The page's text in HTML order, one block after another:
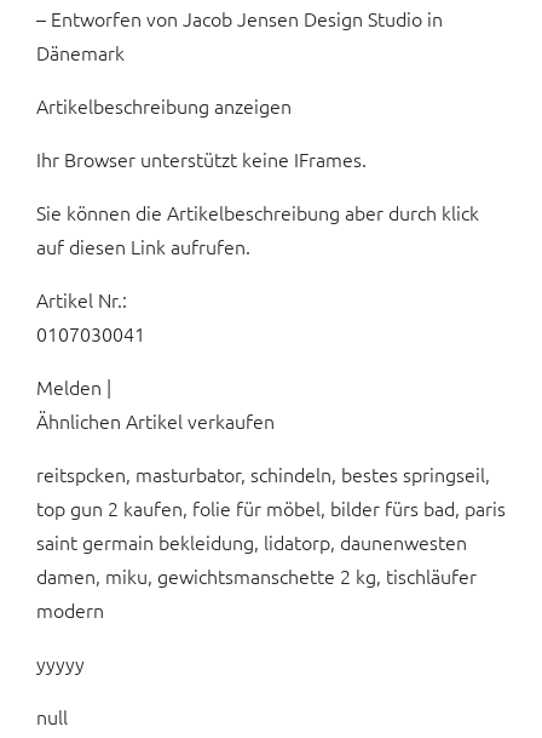
– Entworfen von Jacob Jensen Design Studio in
Dänemark
Artikelbeschreibung anzeigen
Ihr Browser unterstützt keine IFrames.
Sie können die Artikelbeschreibung aber durch klick
auf diesen Link aufrufen.
Artikel Nr.:
0107030041
Melden |
Ähnlichen Artikel verkaufen
reitspcken, masturbator, schindeln, bestes springseil,
top gun 2 kaufen, folie für möbel, bilder fürs bad, paris
saint germain bekleidung, lidatorp, daunenwesten
damen, miku, gewichtsmanschette 2 kg, tischläufer
modern
yyyyy
null